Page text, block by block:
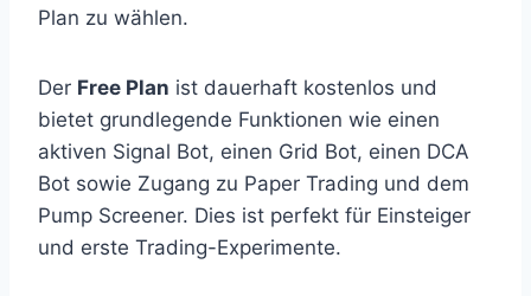
Plan zu wählen.
Der Free Plan ist dauerhaft kostenlos und
bietet grundlegende Funktionen wie einen
aktiven Signal Bot, einen Grid Bot, einen DCA
Bot sowie Zugang zu Paper Trading und dem
Pump Screener. Dies ist perfekt für Einsteiger
und erste Trading-Experimente.